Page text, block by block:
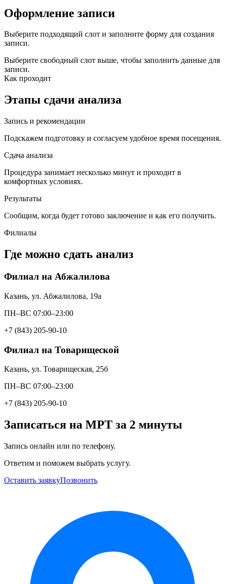
Оформление записи
Выберите подходящий слот и заполните форму для создания
записи.
Выберите свободный слот выше, чтобы заполнить данные для
записи.
Как проходит
Этапы сдачи анализа
Запись и рекомендации
Подскажем подготовку и согласуем удобное время посещения.
Сдача анализа
Процедура занимает несколько минут и проходит в
комфортных условиях.
Результаты
Сообщим, когда будет готово заключение и как его получить.
Филиалы
Где можно сдать анализ
Филиал на Абжалилова
Казань, ул. Абжалилова, 19а
ПН–ВС 07:00–23:00
+7 (843) 205-90-10
Филиал на Товарищеской
Казань, ул. Товарищеская, 25б
ПН–ВС 07:00–23:00
+7 (843) 205-90-10
Записаться на МРТ за 2 минуты
Запись онлайн или по телефону.
Ответим и поможем выбрать услугу.
Оставить заявкуПозвонить